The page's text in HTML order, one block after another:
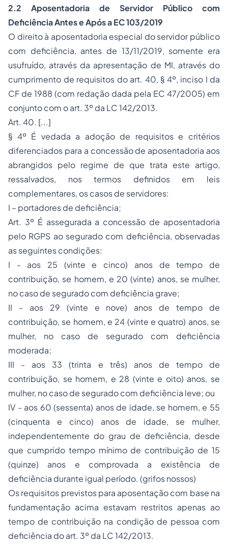
2.2 Aposentadoria de Servidor Público com
Deficiência Antes e Após a EC 103/2019
O direito à aposentadoria especial do servidor público
com deficiência, antes de 13/11/2019, somente era
usufruído, através da apresentação de MI, através do
cumprimento de requisitos do art. 40, § 4º, inciso I da
CF de 1988 (com redação dada pela EC 47/2005) em
conjunto com o art. 3º da LC 142/2013.
Art. 40. [...]
§ 4º É vedada a adoção de requisitos e critérios
diferenciados para a concessão de aposentadoria aos
abrangidos pelo regime de que trata este artigo,
ressalvados, nos termos definidos em leis
complementares, os casos de servidores:
I – portadores de deficiência;
Art. 3º É assegurada a concessão de aposentadoria
pelo RGPS ao segurado com deficiência, observadas
as seguintes condições:
I - aos 25 (vinte e cinco) anos de tempo de
contribuição, se homem, e 20 (vinte) anos, se mulher,
no caso de segurado com deficiência grave;
II - aos 29 (vinte e nove) anos de tempo de
contribuição, se homem, e 24 (vinte e quatro) anos, se
mulher, no caso de segurado com deficiência
moderada;
III - aos 33 (trinta e três) anos de tempo de
contribuição, se homem, e 28 (vinte e oito) anos, se
mulher, no caso de segurado com deficiência leve; ou
IV - aos 60 (sessenta) anos de idade, se homem, e 55
(cinquenta e cinco) anos de idade, se mulher,
independentemente do grau de deficiência, desde
que cumprido tempo mínimo de contribuição de 15
(quinze) anos e comprovada a existência de
deficiência durante igual período. (grifos nossos)
Os requisitos previstos para aposentação com base na
fundamentação acima estavam restritos apenas ao
tempo de contribuição na condição de pessoa com
deficiência do art. 3º da LC 142/2013.